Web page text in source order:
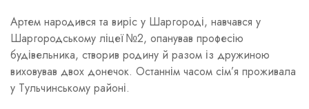
Артем народився та виріс у Шаргороді, навчався у
Шаргородському ліцеї №2, опанував професію
будівельника, створив родину й разом із дружиною
виховував двох донечок. Останнім часом сім’я проживала
у Тульчинському районі.